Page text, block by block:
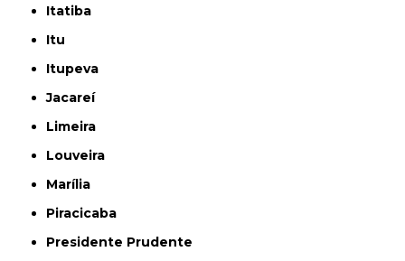
Itatiba
Itu
Itupeva
Jacareí
Limeira
Louveira
Marília
Piracicaba
Presidente Prudente